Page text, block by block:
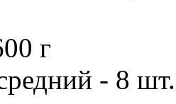
г
- 8 шт.